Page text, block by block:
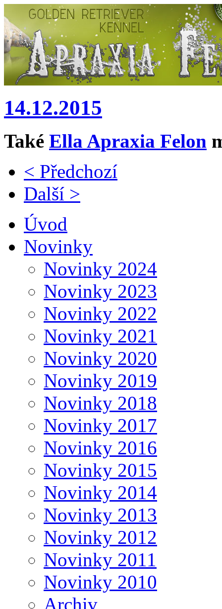
14.12.2015
Také Ella Apraxia Felon
< Předchozí
Další >
Úvod
Novinky
Novinky 2024
Novinky 2023
Novinky 2022
Novinky 2021
Novinky 2020
Novinky 2019
Novinky 2018
Novinky 2017
Novinky 2016
Novinky 2015
Novinky 2014
Novinky 2013
Novinky 2012
Novinky 2011
Novinky 2010
Archiv